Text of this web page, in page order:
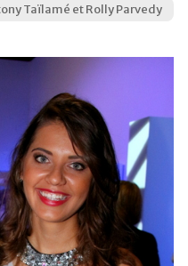
Taïlamé et Rolly Parvedy